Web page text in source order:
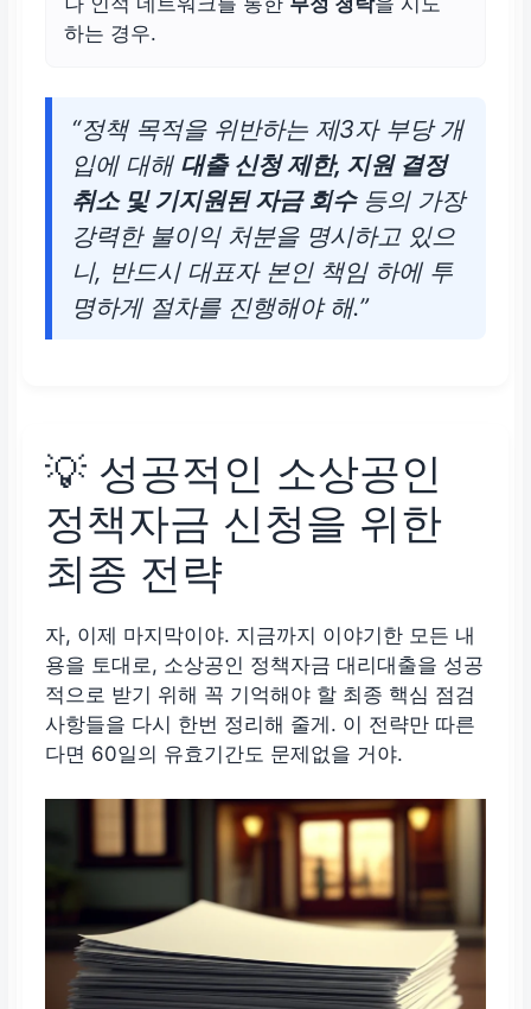
하는 경우.
“정책 목적을 위반하는 제3자 부당 개
입에 대해 대출 신청 제한, 지원 결정
취소 및 기지원된 자금 회수등의 가장
강력한 불이익 처분을 명시하고 있으
니, 반드시 대표자 본인 책임하에 투
명하게 절차를 진행해야 해.”
💡 성공적인 소상공인
정책자금 신청을 위한
최종 전략
자, 이제 마지막이야. 지금까지 이야기한 모든 내
용을 토대로, 소상공인 정책자금 대리대출을 성공
적으로 받기 위해 꼭 기억해야 할 최종 핵심 점검
사항들을 다시 한번 정리해 줄게. 이 전략만 따른
다면 60일의 유효기간도 문제없을 거야.